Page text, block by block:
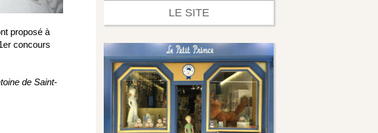
proposé à
concours
de Saint-
LE SITE